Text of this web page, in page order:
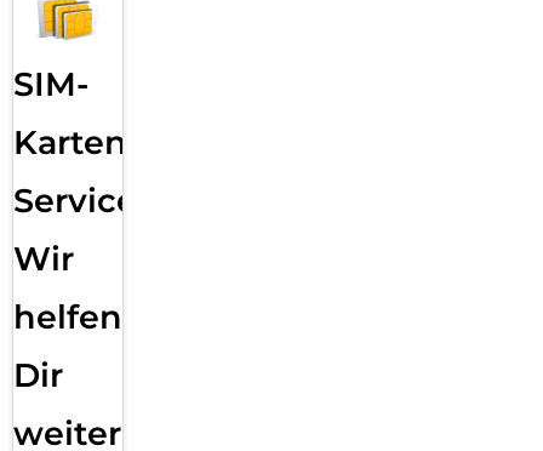
SIM-
Karten
Service:
Wir
helfen
Dir
weiter